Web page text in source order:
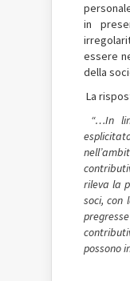
in
essere
della
La
“…In
rileva la
soci, con
possono